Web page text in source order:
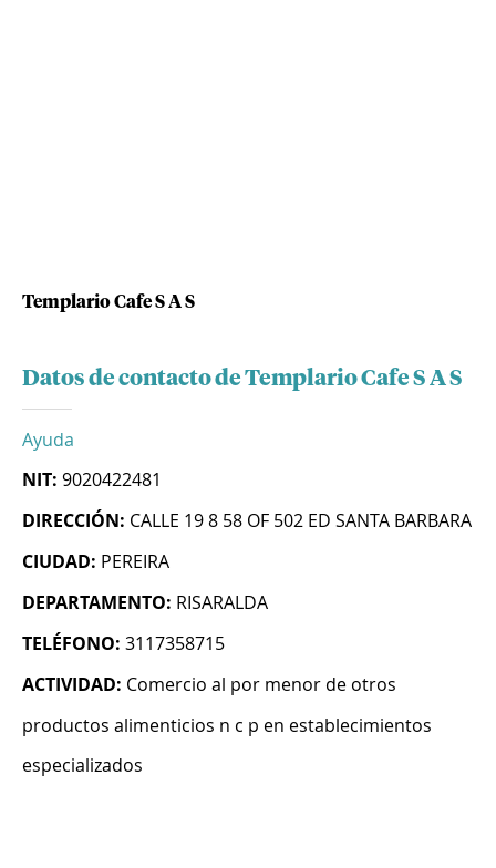
Templario Cafe S A S
Datos de contacto de Templario Cafe S A S
Ayuda
NIT: 9020422481
DIRECCIÓN: CALLE 19 8 58 OF 502 ED SANTA BARBARA
CIUDAD: PEREIRA
DEPARTAMENTO: RISARALDA
TELÉFONO: 3117358715
ACTIVIDAD: Comercio al por menor de otros
productos alimenticios n c p en establecimientos
especializados